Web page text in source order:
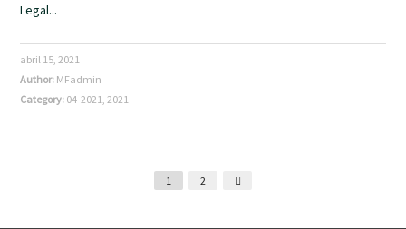
Legal...
abril 15, 2021
Author: MFadmin
Category: 04-2021,2021
1 2